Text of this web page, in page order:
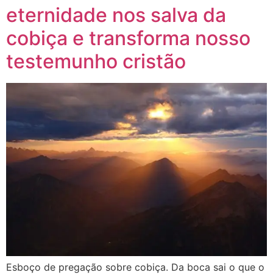
eternidade nos salva da
cobiça e transforma nosso
testemunho cristão
Esboço de pregação sobre cobiça. Da boca sai o que o